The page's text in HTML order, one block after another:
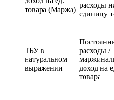
товара (Маржа)
расходы
единицу
ТБУ в
натуральном
выражении
расходы /
доход на
товара